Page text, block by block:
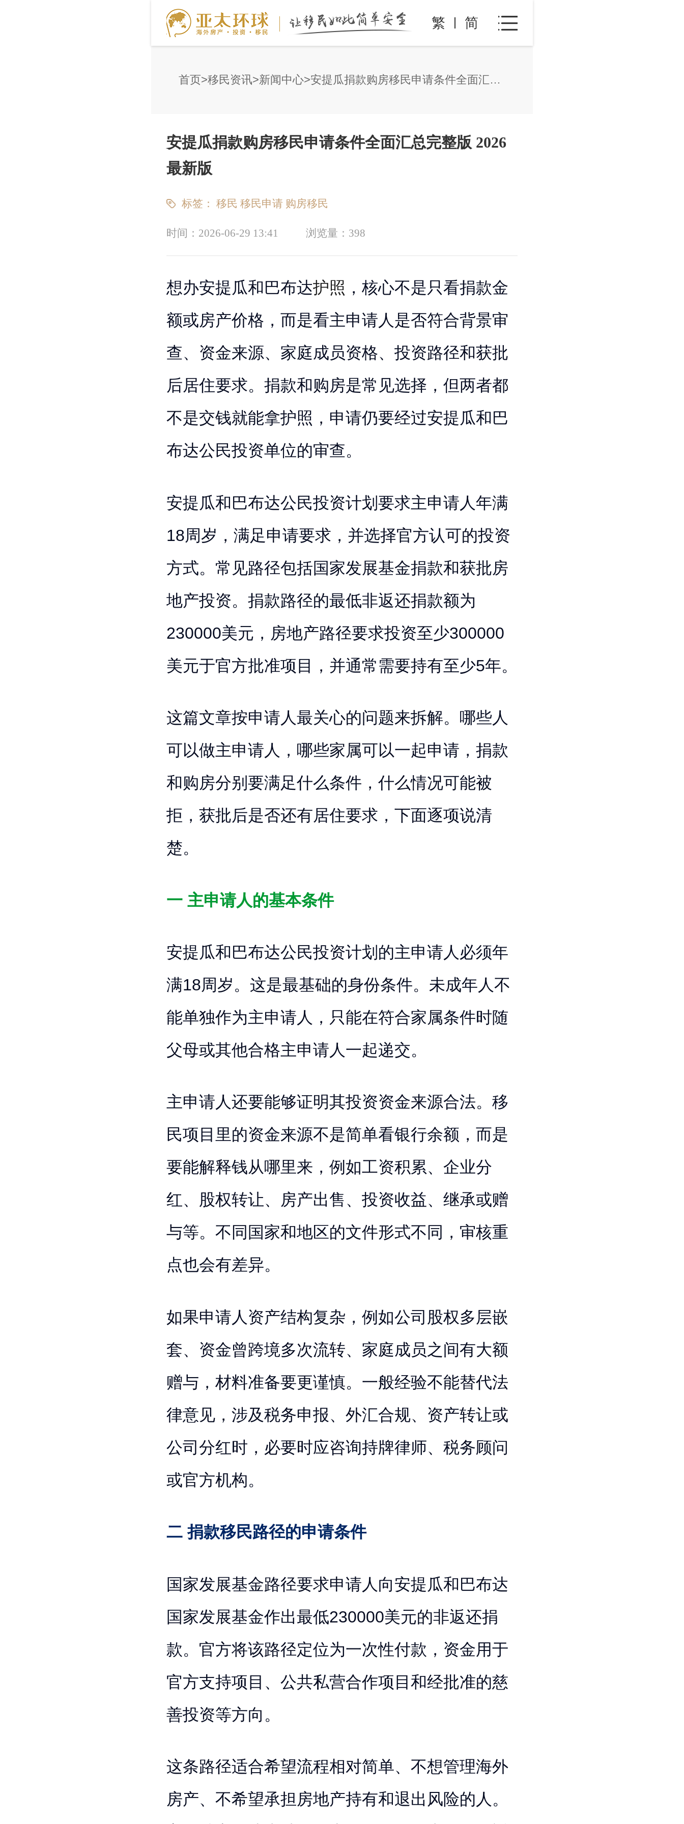
繁 简
首页 移民资讯 新闻中心 安提瓜捐款购房移民申请条件全面汇总完整版 2026最新版
安提瓜捐款购房移民申请条件全面汇总完整版 2026
最新版
标签： 移民 移民申请 购房移民
时间： 2026-06-29 13:41 浏览量： 398
想办安提瓜和巴布达护照 ，核心不是只看捐款金
额或房产价格，而是看主申请人是否符合背景审
查、资金来源、家庭成员资格、投资路径和获批
后居住要求。捐款和购房是常见选择，但两者都
不是交钱就能拿护照，申请仍要经过安提瓜和巴
布达公民投资单位的审查。
安提瓜和巴布达公民投资计划要求主申请人年满
18周岁，满足申请要求，并选择官方认可的投资
方式。常见路径包括国家发展基金捐款和获批房
地产投资。捐款路径的最低非返还捐款额为
230000美元，房地产路径要求投资至少300000
美元于官方批准项目，并通常需要持有至少5年。
这篇文章按申请人最关心的问题来拆解。哪些人
可以做主申请人，哪些家属可以一起申请，捐款
和购房分别要满足什么条件，什么情况可能被
拒，获批后是否还有居住要求，下面逐项说清
楚。
一 主申请人的基本条件
安提瓜和巴布达公民投资计划的主申请人必须年
满18周岁。这是最基础的身份条件。未成年人不
能单独作为主申请人，只能在符合家属条件时随
父母或其他合格主申请人一起递交。
主申请人还要能够证明其投资资金来源合法。移
民项目里的资金来源不是简单看银行余额，而是
要能解释钱从哪里来，例如工资积累、企业分
红、股权转让、房产出售、投资收益、继承或赠
与等。不同国家和地区的文件形式不同，审核重
点也会有差异。
如果申请人资产结构复杂，例如公司股权多层嵌
套、资金曾跨境多次流转、家庭成员之间有大额
赠与，材料准备要更谨慎。一般经验不能替代法
律意见，涉及税务申报、外汇合规、资产转让或
公司分红时，必要时应咨询持牌律师、税务顾问
或官方机构。
二 捐款移民路径的申请条件
国家发展基金路径要求申请人向安提瓜和巴布达
国家发展基金作出最低230000美元的非返还捐
款。官方将该路径定位为一次性付款，资金用于
官方支持项目、公共私营合作项目和经批准的慈
善投资等方向。
这条路径适合希望流程相对简单、不想管理海外
房产、不希望承担房地产持有和退出风险的人。